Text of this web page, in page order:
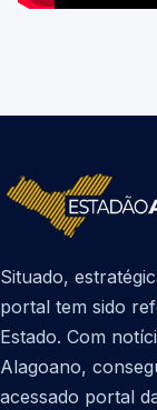
Situado,
portal tem sido
Estado. Com
Alagoano,
acessado portal